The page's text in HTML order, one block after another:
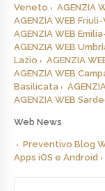
Veneto
AGENZIA
AGENZIA WEB
AGENZIA WEB
AGENZIA WEB
Lazio
AGENZIA
AGENZIA WEB
Basilicata
AGENZIA WEB
Web News
Preventivo Blog
Apps iOS e Android